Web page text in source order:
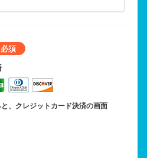
、クレジットカード決済の画面